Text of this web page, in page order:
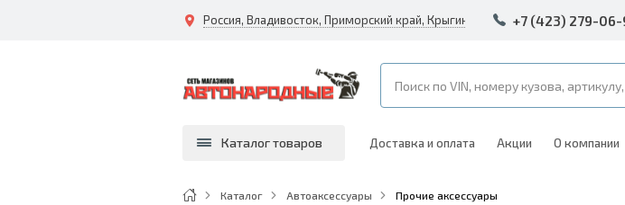
Россия, Владивосток, Приморский край, Крыгина 105 +7 (423) 279-
Каталог товаров Доставка и оплата Акции О компании
Каталог Автоаксессуары Прочие аксессуары